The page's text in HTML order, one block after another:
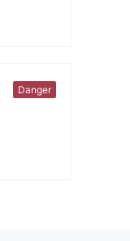
Danger